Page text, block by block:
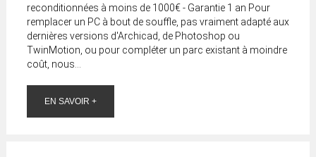
reconditionnées à moins de 1000€ - Garantie 1 an Pour
remplacer un PC à bout de souffle, pas vraiment adapté aux
dernières versions d'Archicad, de Photoshop ou
TwinMotion, ou pour compléter un parc existant à moindre
coût, nous...
EN SAVOIR +